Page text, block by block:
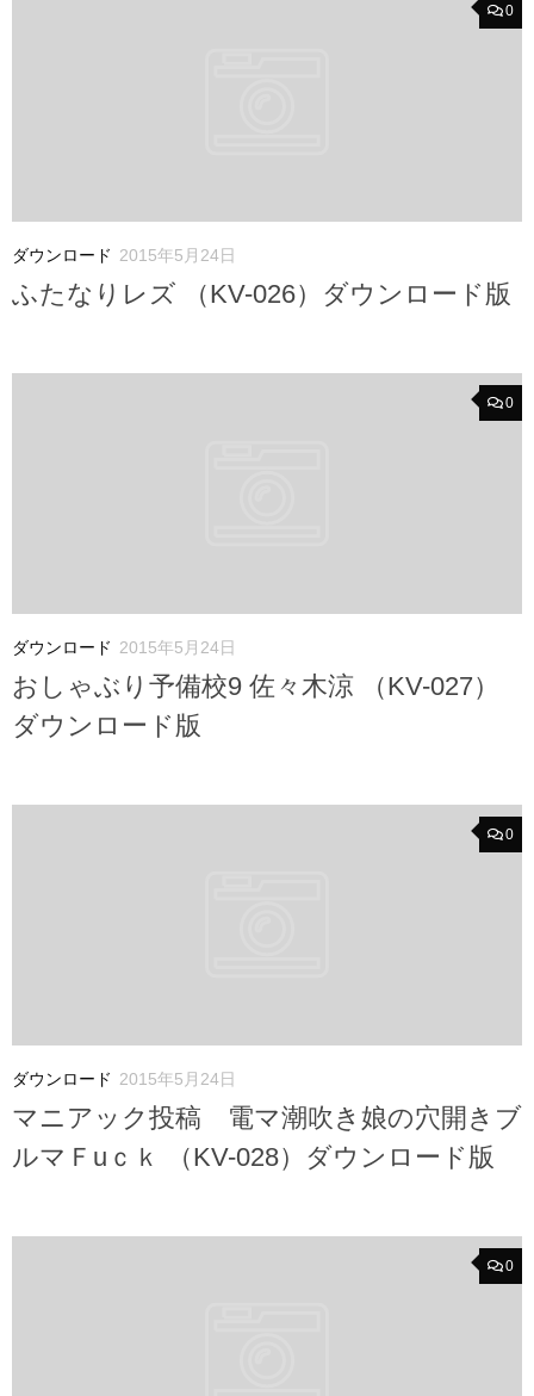
0
ダウンロード 2015年5月24日
ふたなりレズ （KV-026）ダウンロード版
0
ダウンロード 2015年5月24日
おしゃぶり予備校9 佐々木涼 （KV-027）
ダウンロード版
0
ダウンロード 2015年5月24日
マニアック投稿 電マ潮吹き娘の穴開きブ
ルマＦuｃｋ （KV-028）ダウンロード版
0